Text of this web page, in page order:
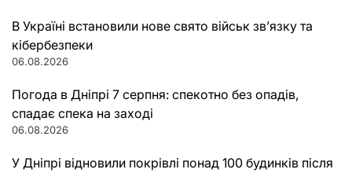
В Україні встановили нове свято військ зв’язку та
кібербезпеки
06.08.2026
Погода в Дніпрі 7 серпня: спекотно без опадів,
спадає спека на заході
06.08.2026
У Дніпрі відновили покрівлі понад 100 будинків після